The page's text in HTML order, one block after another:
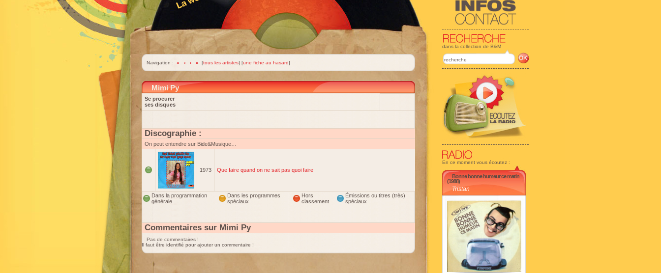
dans la collection de B&M
En ce moment vous écoutez :
Bonne bonne humeur ce matin
(1988)
Tristan
Navigation : « ‹ › » [tous les artistes] [une fiche au hasard]
Mimi Py
Se procurer
ses disques
Discographie :
On peut entendre sur Bide&Musique…
1973 Que faire quand on ne sait pas quoi faire
Dans la programmation
générale
Dans les programmes
spéciaux
Hors
classement
Émissions ou titres (très)
spéciaux
Commentaires sur Mimi Py
Pas de commentaires !
Il faut être identifié pour ajouter un commentaire !